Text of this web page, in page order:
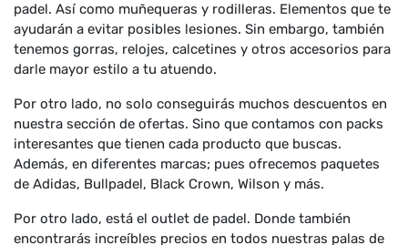
padel. Así como muñequeras y rodilleras. Elementos que te
ayudarán a evitar posibles lesiones. Sin embargo, también
tenemos gorras, relojes, calcetines y otros accesorios para
darle mayor estilo a tu atuendo.
Por otro lado, no solo conseguirás muchos descuentos en
nuestra sección de ofertas. Sino que contamos con packs
interesantes que tienen cada producto que buscas.
Además, en diferentes marcas; pues ofrecemos paquetes
de Adidas, Bullpadel, Black Crown, Wilson y más.
Por otro lado, está el outlet de padel. Donde también
encontrarás increíbles precios en todos nuestras palas de